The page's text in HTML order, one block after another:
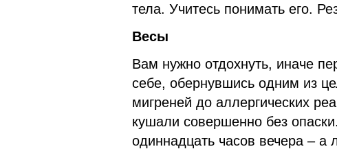
тела. Учитесь понимать его.
Весы
Вам нужно отдохнуть, иначе
себе, обернувшись одним из
мигреней до аллергических
кушали совершенно без
одиннадцать часов вечера –